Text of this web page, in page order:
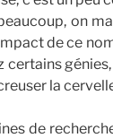
on
de ce
la
de